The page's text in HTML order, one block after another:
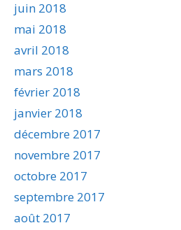
juin 2018
mai 2018
avril 2018
mars 2018
février 2018
janvier 2018
décembre 2017
novembre 2017
octobre 2017
septembre 2017
août 2017